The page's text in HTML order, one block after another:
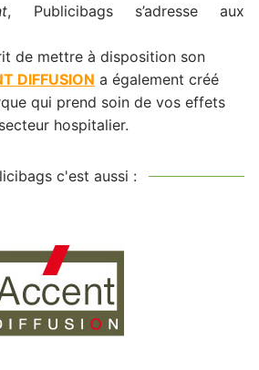
, Publicibags s’adresse aux
de mettre à disposition son
DIFFUSION a également créé
qui prend soin de vos effets
hospitalier.
c'est aussi :